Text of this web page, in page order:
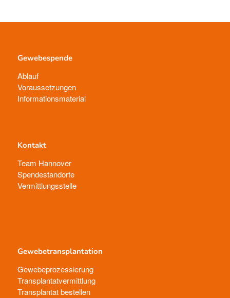
Gewebespende
Ablauf
Voraussetzungen
Informationsmaterial
Kontakt
Team Hannover
Spendestandorte
Vermittlungsstelle
Gewebetransplantation
Gewebeprozessierung
Transplantatvermittlung
Transplantat bestellen